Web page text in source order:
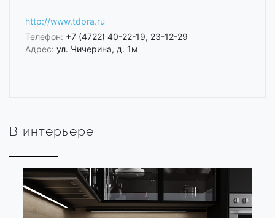
http://www.tdpra.ru
Телефон: +7 (4722) 40-22-19, 23-12-29
Адрес: ул. Чичерина, д. 1м
В интерьере